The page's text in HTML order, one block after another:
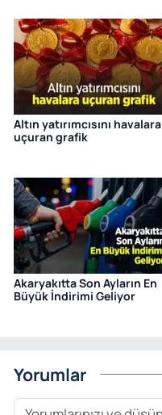
Altın yatırımcısını havalara
uçuran grafik
Akaryakıtta Son Ayların En
Büyük İndirimi Geliyor
Yorumlar